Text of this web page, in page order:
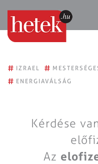
# IZRAEL #
# ENERGIAVÁLSÁG
Kérdése
Az